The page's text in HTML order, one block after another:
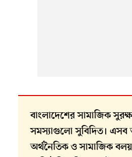
বাংলাদেশের সামাজিক
সমস্যাগুলো সুবিদিত। এসব
অর্থনৈতিক ও সামাজিক